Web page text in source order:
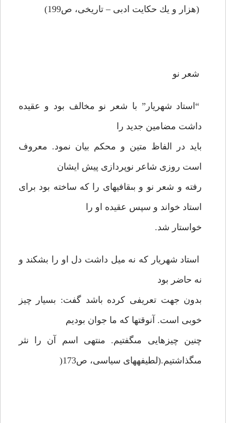
(هزار و يك حكايت ادبى – تاريخى، ص199)
شعر نو
“استاد شهريار” با شعر نو مخالف بود و عقيده
داشت مضامين جديد را
بايد در الفاظ متين و محكم بيان نمود. معروف
است روزى شاعر نوپردازى پيش ايشان
رفته و شعر نو و بى‏قافيه‏اى را كه ساخته بود براى
استاد خواند و سپس عقيده او را
خواستار شد.
استاد شهريار كه نه ميل داشت دل او را بشكند و
نه حاضر بود
بدون جهت تعريفى كرده باشد گفت: بسيار چيز
خوبى است. آنوقتها كه ما جوان بوديم
چنين چيزهايى مى‏گفتيم. منتهى اسم آن را نثر
مى‏گذاشتيم.(لطيفه‏هاى سياسى، ص173(